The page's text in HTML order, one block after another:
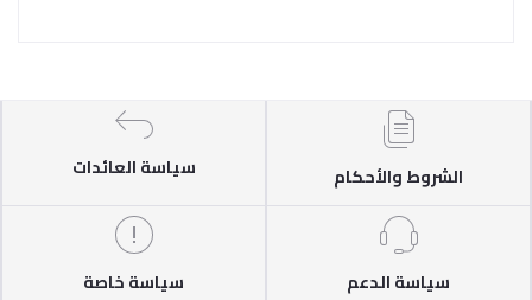
الشروط والأحكام سياسة العائدات
سياسة الدعم سياسة خاصة